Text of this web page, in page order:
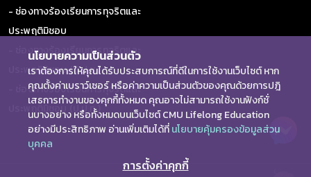
ไปสู่การพัฒนาอุตสาหกรรมการแพทย์ครบวงจร (Medical Hub)
ซึ่งเป็นหนึ่งในอุตสาหกรรมใหม่ (New S–Curves) ซึ่งมาตรการนี้การ
สนับสนุนให้เกิดการลงทุนหรือร่วมลงทุนจากภาคเอกชนในการจัดทำ
ห้องปฏิบัติการมาตรฐานนานาชาติ การส่งเสริมงานวิจัยสู่ผลิตภัณฑ์
สุขภาพ และสนับสนุนผู้ประกอบการที่มีศักยภาพด้านการบริการด้วย
ระบบเทคโนโลยีทางการแพทย์จีโนมิกส์
นักเทคนิคการแพทย์เชี่ยวชาญการแพทย์แม่นยำหรือนักวิทยาศาสตร์
ที่เกี่ยวข้อง เป็นบุคลากรที่มีความสำคัญและจำเป็นในการตรวจ
วิเคราะห์ วิจัย ทางการแพทย์ ซึ่งต้องมีความเชี่ยวชาญในการตรวจ
วิเคราะห์ วิจัย การอ่านผลและแปลผลทางจีโนมิกส์ได้ เป้าหมายคือ
- ช่องทางร้องเรียนการทุจริตและ
ประพฤติมิชอบ
- ช่องทางร้องเรียนการทุจริตและ
ประพฤติมิชอบ (ป.ป.ช.)
- ช่องทางร้องเรียนการทุจริตและ
ประพฤติมิชอบ (ป.ป.ท.)
นโยบายความเป็นส่วนตัว
เราต้องการให้คุณได้รับประสบการณ์ที่ดีในการใช้งานเว็บไซต์ หาก
คุณตั้งค่าเบราว์เซอร์ หรือค่าความเป็นส่วนตัวของคุณด้วยการปฎิ
เสธการทำงานของคุกกี้ทั้งหมด คุณอาจไม่สามารถใช้งานฟังก์ชั่
นบางอย่าง หรือทั้งหมดบนเว็บไซต์ CMU Lifelong Education
อย่างมีประสิทธิภาพ อ่านเพิ่มเติมได้ที่นโยบายคุ้มครองข้อมูลส่วน
บุคคล
การตั้งค่าคุกกี้